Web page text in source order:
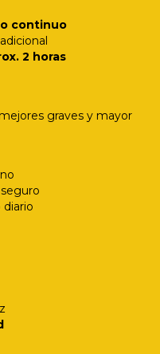
continuo
2 horas
graves y mayor
diario